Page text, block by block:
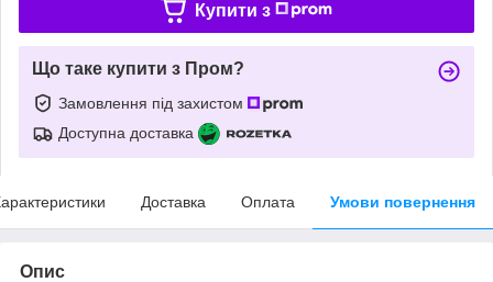
Купити з
Що таке купити з Пром?
Замовлення під захистом
Доступна доставка
Доставка Оплата Умови повернення
Опис